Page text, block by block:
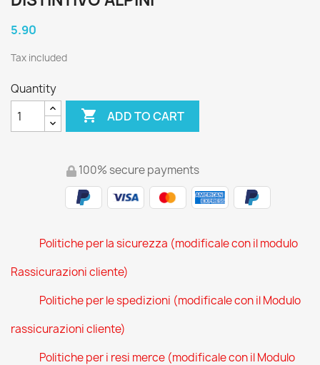
5.90
Tax included
Quantity
 ADD TO CART
100% secure payments
Politiche per la sicurezza (modificale con il modulo
Rassicurazioni cliente)
Politiche per le spedizioni (modificale con il Modulo
rassicurazioni cliente)
Politiche per i resi merce (modificale con il Modulo